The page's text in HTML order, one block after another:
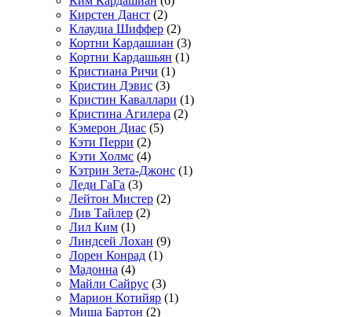
Кирстен Данст (2)
Клаудиа Шиффер (2)
Кортни Кардашиан (3)
Кортни Кардашьян (1)
Кристиана Ричи (1)
Кристин Дэвис (3)
Кристин Каваллари (1)
Кристина Агилера (2)
Кэмерон Диас (5)
Кэти Перри (2)
Кэти Холмс (4)
Кэтрин Зета-Джонс (1)
Леди ГаГа (3)
Лейтон Мистер (2)
Лив Тайлер (2)
Лил Ким (1)
Линдсей Лохан (9)
Лорен Конрад (1)
Мадонна (4)
Майли Сайрус (3)
Марион Котийяр (1)
Миша Бартон (2)